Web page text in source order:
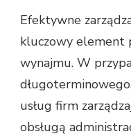
Efektywne
kluczowy element
wynajmu. W
usług firm
obsługą